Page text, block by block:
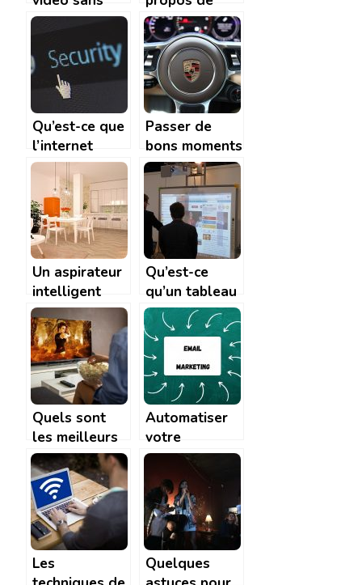
être un As de
programmation
l’intelligence
artificielle?
Qu’est-ce que
l’internet
quantique?
Passer de
bons moments
devant son
écran
Un aspirateur
intelligent
capabel
d’autonettoyer
votre maison
Qu’est-ce
qu’un tableau
blanc
interactif ?
Quels sont
les meilleurs
sites de
streaming
gratuit pour
films serie ?
Automatiser
votre
campagne
marketing : un
procede aux
nombreux
avantages
Les
Quelques